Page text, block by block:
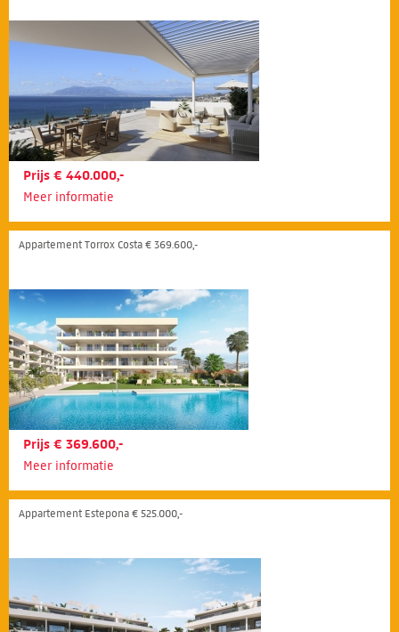
Prijs € 440.000,-
Meer informatie
Appartement Torrox Costa € 369.600,-
Prijs € 369.600,-
Meer informatie
Appartement Estepona € 525.000,-